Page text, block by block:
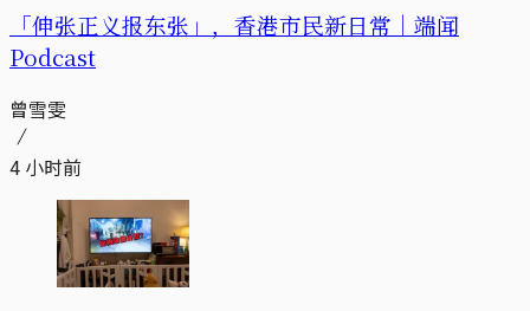
「伸张正义报东张」，香港市民新日常｜端闻
Podcast
曾雪雯
4 小时前